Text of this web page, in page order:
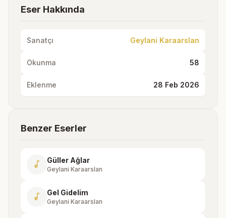
Eser Hakkında
Sanatçı Geylani Karaarslan
Okunma 58
Eklenme 28 Feb 2026
Benzer Eserler
music_note Güller Ağlar
Geylani Karaarslan
music_note Gel Gidelim
Geylani Karaarslan